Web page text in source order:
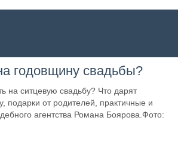
годовщину свадьбы?
на ситцевую свадьбу? Что дарят
подарки от родителей, практичные и
агентства Романа Боярова.Фото: